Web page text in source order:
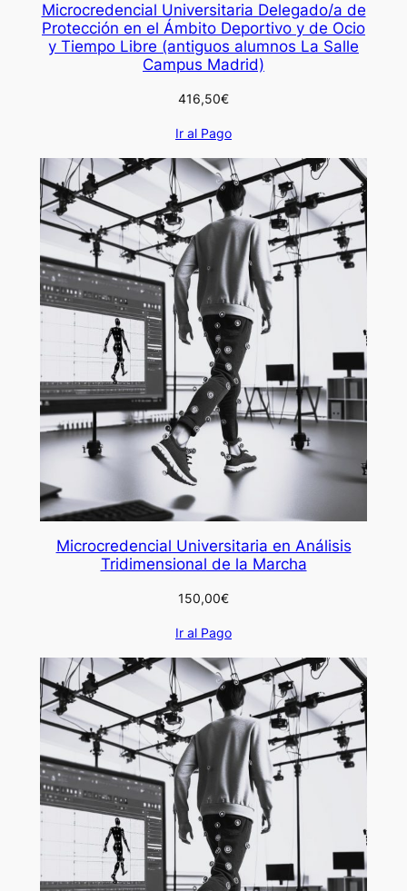
Microcredencial Universitaria Delegado/a de
Protección en el Ámbito Deportivo y de Ocio
y Tiempo Libre (antiguos alumnos La Salle
Campus Madrid)
416,50€
Ir al Pago
Microcredencial Universitaria en Análisis
Tridimensional de la Marcha
150,00€
Ir al Pago